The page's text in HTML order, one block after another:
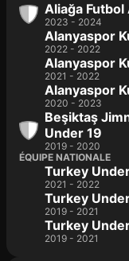
Aliağa Futbol
2023 - 2024
Alanyaspor
2022 - 2022
Alanyaspor
2021 - 2022
Alanyaspor
2020 - 2023
Beşiktaş
Under 19
2019 - 2020
ÉQUIPE NATIONALE
Turkey
2021 - 2022
Turkey
2019 - 2021
Turkey
2019 - 2021